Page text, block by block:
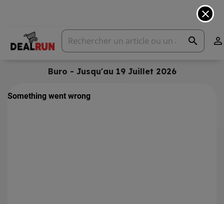
search 
close
Buro - Jusqu'au 19 Juillet 2026